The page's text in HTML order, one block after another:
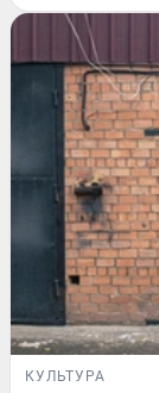
КУЛЬТУРА